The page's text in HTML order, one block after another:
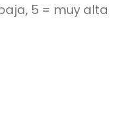
baja, 5 = muy alta